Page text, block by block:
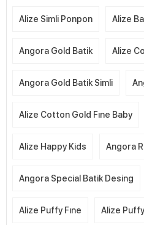
Alize Simli Ponpon Alize
Angora Gold Batik Alize
Angora Gold Batik Simli
Alize Cotton Gold Fıne Baby
Alize Happy Kids Angora
Angora Special Batik Desing
Alize Puffy Fıne Alize